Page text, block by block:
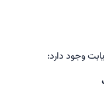
وجود دارد: